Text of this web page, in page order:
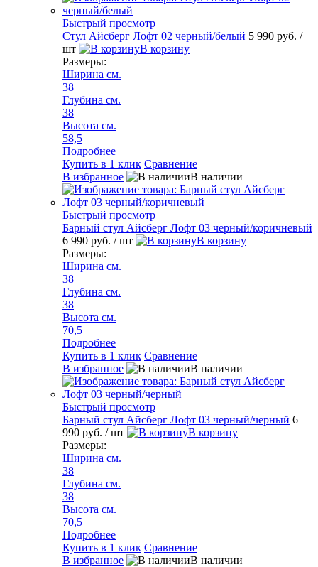
Быстрый просмотр
Стул Айсберг Лофт 02 черный/белый 5 990 руб. /
шт
В корзину
Размеры:
Ширина см.
38
Глубина см.
38
Высота см.
58,5
Подробнее
Купить в 1 клик Сравнение
В избранное
В наличии
Быстрый просмотр
Барный стул Айсберг Лофт 03 черный/коричневый
6 990 руб. / шт
В корзину
Размеры:
Ширина см.
38
Глубина см.
38
Высота см.
70,5
Подробнее
Купить в 1 клик Сравнение
В избранное
В наличии
Быстрый просмотр
Барный стул Айсберг Лофт 03 черный/черный 6
990 руб. / шт
В корзину
Размеры:
Ширина см.
38
Глубина см.
38
Высота см.
70,5
Подробнее
Купить в 1 клик Сравнение
В избранное
В наличии